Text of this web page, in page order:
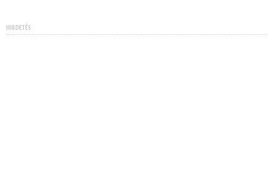
HIRDETÉS